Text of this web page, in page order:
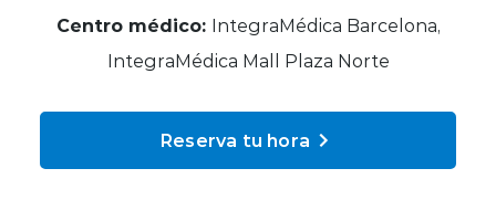
Planes y Convenios
Pacientes Fonasa
Centro médico: IntegraMédica Barcelona,
IntegraMédica Mall Plaza Norte
Reserva tu hora